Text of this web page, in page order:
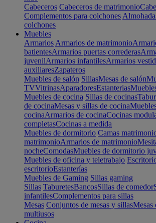
Cabeceros Cabeceros de matrimonio
Complementos para colchones
colchones
Muebles
Armarios Armarios de matrimonio
batientesArmarios puertas correderas
juvenilArmarios infantilesArmarios
auxiliaresZapateros
Muebles de salón SillasMesas de salón
TVVitrinasAparadoresEstanterias
Muebles de cocina Sillas de cocinas
de cocinaMesas y sillas de cocina
cocinaArmarios de cocinaCocinas
completasCocinas a medida
Muebles de dormitorio Camas
matrimonioArmarios de matrimonio
nocheComodasMuebles de dormitorio
Muebles de oficina y teletrabajo
escritorioEstanterías
Muebles de Gaming Sillas gaming
Sillas TaburetesBancosSillas de comedor
infantilesComplementos para sillas
Mesas Conjuntos de mesas y sillasMesas
multiusos